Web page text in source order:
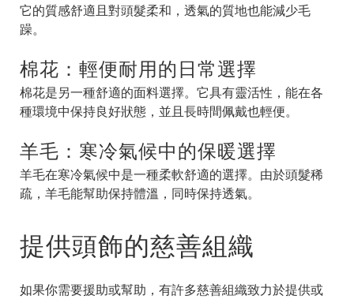
它的質感舒適且對頭髮柔和，透氣的質地也能減少毛
躁。
棉花：輕便耐用的日常選擇
棉花是另一種舒適的面料選擇。它具有靈活性，能在各
種環境中保持良好狀態，並且長時間佩戴也輕便。
羊毛：寒冷氣候中的保暖選擇
羊毛在寒冷氣候中是一種柔軟舒適的選擇。由於頭髮稀
疏，羊毛能幫助保持體溫，同時保持透氣。
提供頭飾的慈善組織
如果你需要援助或幫助，有許多慈善組織致力於提供或